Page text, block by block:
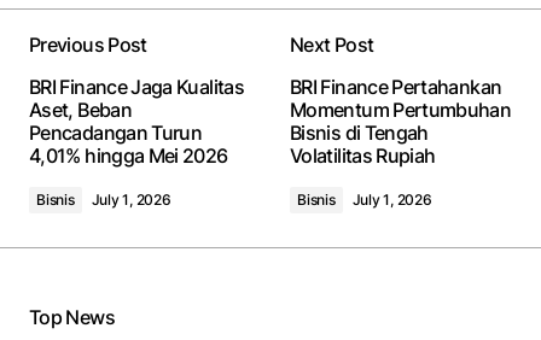
fields are marked*
Comment *
Your Name
Previous Post
BRI Finance Jaga Kualitas
Aset, Beban
Pencadangan Turun
4,01% hingga Mei 2026
Bisnis July 1, 2026
Next Post
BRI Finance Pertahankan
Momentum Pertumbuhan
Bisnis di Tengah
Volatilitas Rupiah
Bisnis July 1, 2026
Top News